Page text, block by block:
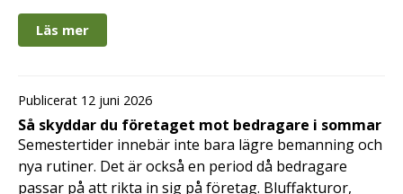
Läs mer
Publicerat 12 juni 2026
Så skyddar du företaget mot bedragare i sommar
Semestertider innebär inte bara lägre bemanning och
nya rutiner. Det är också en period då bedragare
passar på att rikta in sig på företag. Bluffakturor,